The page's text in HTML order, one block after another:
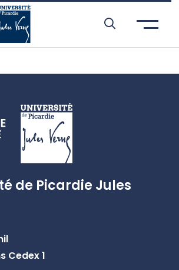
de Picardie Jules
Cedex 1